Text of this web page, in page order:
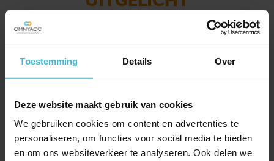
Toestemming Details Over
Deze website maakt gebruik van cookies
We gebruiken cookies om content en advertenties te
personaliseren, om functies voor social media te bieden
en om ons websiteverkeer te analyseren. Ook delen we